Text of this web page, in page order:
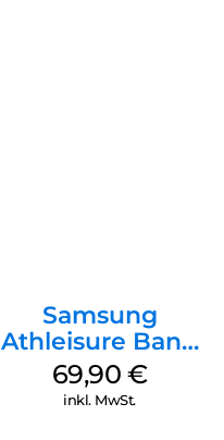
Samsung
Athleisure Band
(M/L) Galaxy
Watch8/Watch8
69,90 €
inkl. MwSt.